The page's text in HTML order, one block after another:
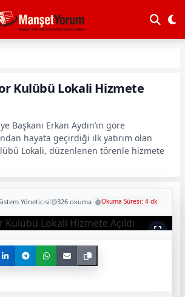
Kulübü Lokali Hizmete
Başkanı Erkan Aydın’ın göre
hayata geçirdiği ilk yatırım olan
Lokali, düzenlenen törenle hizmete
Yöneticisi 326 okuma Okuma Süresi: 4 dk